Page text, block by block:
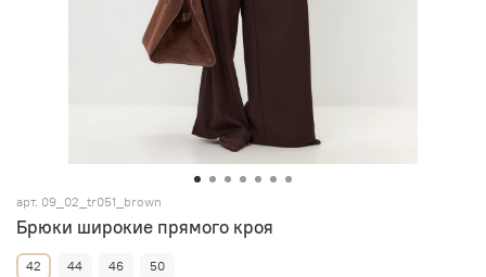
арт. 09_02_tr051_brown
Брюки широкие прямого кроя
42 44 46 50